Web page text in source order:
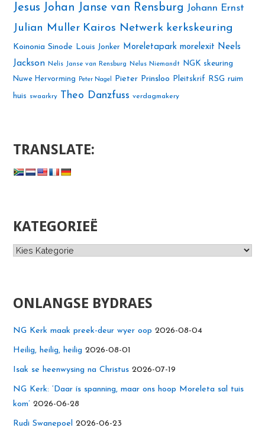
Jesus Johan Janse van Rensburg Johann Ernst
Julian Muller Kairos Netwerk kerkskeuring
Koinonia Sinode Louis Jonker Moreletapark morelexit Neels
Jackson Nelis Janse van Rensburg Nelus Niemandt
NGK skeuring
Nuwe Hervorming
Peter Nagel Pieter Prinsloo Pleitskrif RSG ruim
huis swaarkry Theo Danzfuss verdagmakery
TRANSLATE:
KATEGORIEË
Kategorieë
ONLANGSE BYDRAES
NG Kerk maak preek-deur wyer oop 2026-08-04
Heilig, heilig, heilig 2026-08-01
Isak se heenwysing na Christus 2026-07-19
NG Kerk: ‘Daar ís spanning, maar ons hoop Moreleta sal tuis
kom’ 2026-06-28
Rudi Swanepoel 2026-06-23